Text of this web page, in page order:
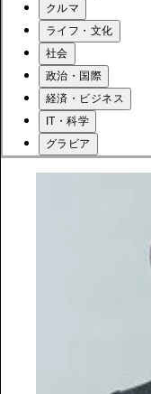
クルマ
ライフ・文化
社会
政治・国際
経済・ビジネス
IT・科学
グラビア